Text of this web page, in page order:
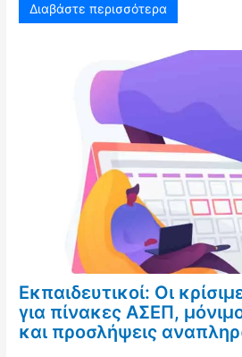
Διαβάστε περισσότερα
Εκπαιδευτικοί: Οι
για πίνακες ΑΣΕΠ,
και προσλήψεις